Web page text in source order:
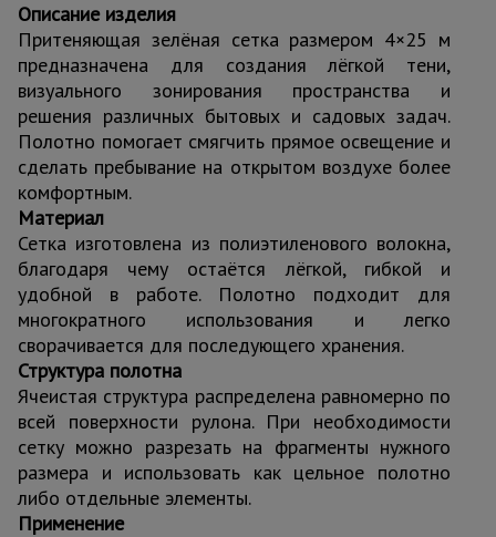
Описание изделия
Притеняющая зелёная сетка размером 4×25 м
предназначена для создания лёгкой тени,
визуального зонирования пространства и
решения различных бытовых и садовых задач.
Полотно помогает смягчить прямое освещение и
сделать пребывание на открытом воздухе более
комфортным.
Материал
Сетка изготовлена из полиэтиленового волокна,
благодаря чему остаётся лёгкой, гибкой и
удобной в работе. Полотно подходит для
многократного использования и легко
сворачивается для последующего хранения.
Структура полотна
Ячеистая структура распределена равномерно по
всей поверхности рулона. При необходимости
сетку можно разрезать на фрагменты нужного
размера и использовать как цельное полотно
либо отдельные элементы.
Применение